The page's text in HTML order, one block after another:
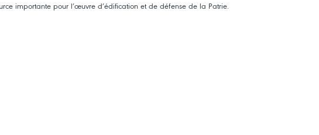
importante pour l’œuvre d’édification et de défense de la Patrie.